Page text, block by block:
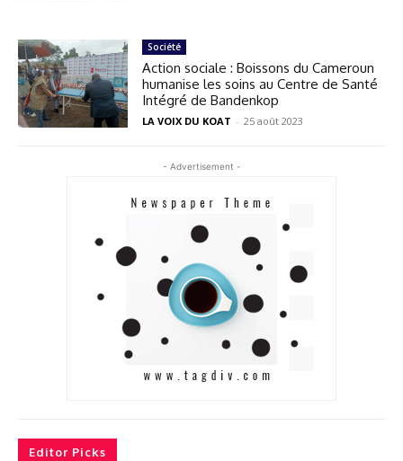
Société
Action sociale : Boissons du Cameroun
humanise les soins au Centre de Santé
Intégré de Bandenkop
LA VOIX DU KOAT - 25 août 2023
- Advertisement -
Editor Picks